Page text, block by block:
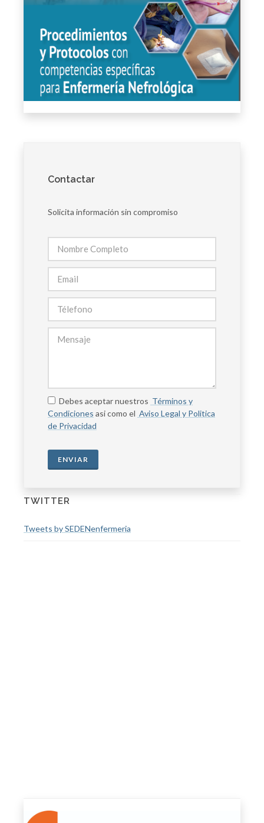
Contactar
Solicita información sin compromiso
Debes aceptar nuestros Términos y
Condiciones asi como el Aviso Legal y Politica
de Privacidad
ENVIAR
TWITTER
Tweets by SEDENenfermeria